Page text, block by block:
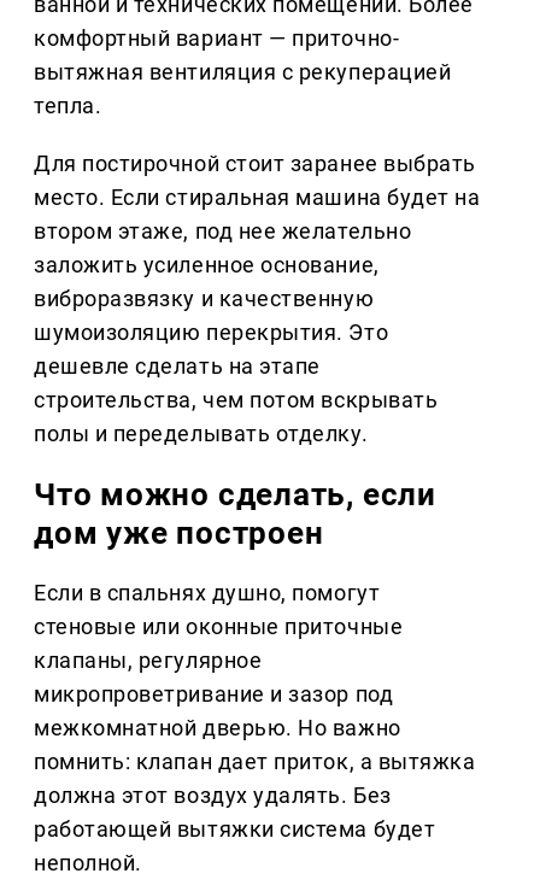
комфортный вариант — приточно-
вытяжная вентиляция с рекуперацией
тепла.
Для постирочной стоит заранее выбрать
место. Если стиральная машина будет на
втором этаже, под нее желательно
заложить усиленное основание,
виброразвязку и качественную
шумоизоляцию перекрытия. Это
дешевле сделать на этапе
строительства, чем потом вскрывать
полы и переделывать отделку.
Что можно сделать, если
дом уже построен
Если в спальнях душно, помогут
стеновые или оконные приточные
клапаны, регулярное
микропроветривание и зазор под
межкомнатной дверью. Но важно
помнить: клапан дает приток, а вытяжка
должна этот воздух удалять. Без
работающей вытяжки система будет
неполной.